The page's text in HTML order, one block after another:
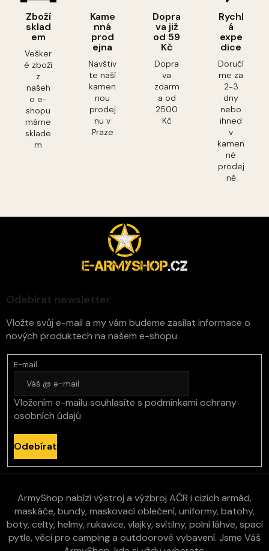
Zboží
sklad
em
Vešker
é zboží
z
našeh
o e-
shopu
máme
sklade
m
Kame
nná
prod
ejna
Navštiv
te naší
kamen
nou
prodej
nu v
Praze
Dopra
va již
od 59
Kč
Dopra
va
zdarm
a od
2500
Kč
Rychl
á
expe
dice
Doručí
me za
2-3
dny
nebo
ihned
v
kamen
né
prodej
ně
Odebírat newsletter
Vložte svůj e-mail a my vám budeme zasílat informace o
nových produktech na našem e-shopu.
E-mail
Vložením e-mailu souhlasíte s podmínkami ochrany
osobních údajů
Odebírat
ArmyShop nabízí výstroj a výzbroj AČR i cizích armád,
maskáče, bundy, maskovací oblečení, uniformy, batohy,
boty, celty, helmy, rukavice, vlajky, svítilny, polní láhve, spací
pytle, věci pro camping a outdoorové vybavení. Jsme Váš